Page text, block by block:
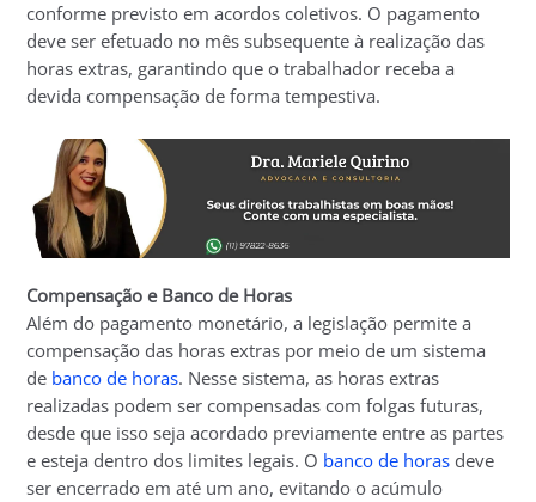
conforme previsto em acordos coletivos. O pagamento
deve ser efetuado no mês subsequente à realização das
horas extras, garantindo que o trabalhador receba a
devida compensação de forma tempestiva.
Compensação e Banco de Horas
Além do pagamento monetário, a legislação permite a
compensação das horas extras por meio de um sistema
de banco de horas. Nesse sistema, as horas extras
realizadas podem ser compensadas com folgas futuras,
desde que isso seja acordado previamente entre as partes
e esteja dentro dos limites legais. O banco de horas deve
ser encerrado em até um ano, evitando o acúmulo